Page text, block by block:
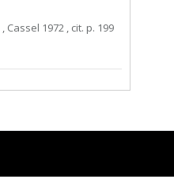
, Cassel 1972 , cit. p. 199